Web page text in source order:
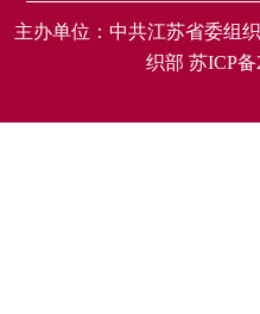
主办单位：中共江苏省委组
织部 苏ICP备